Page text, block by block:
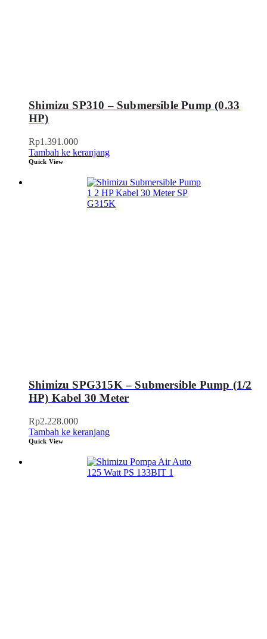
Shimizu SP310 – Submersible Pump (0.33
HP)
Rp1.391.000
Tambah ke keranjang
Quick View
Shimizu SPG315K – Submersible Pump (1/2
HP) Kabel 30 Meter
Rp2.228.000
Tambah ke keranjang
Quick View